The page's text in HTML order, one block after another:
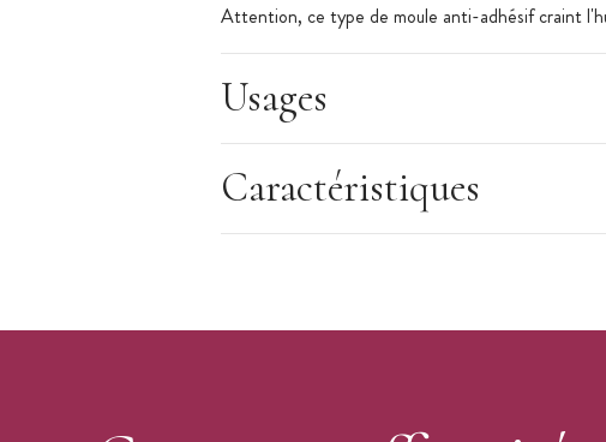
Attention, ce type de moule anti-adhésif craint
Usages
Caractéristiques